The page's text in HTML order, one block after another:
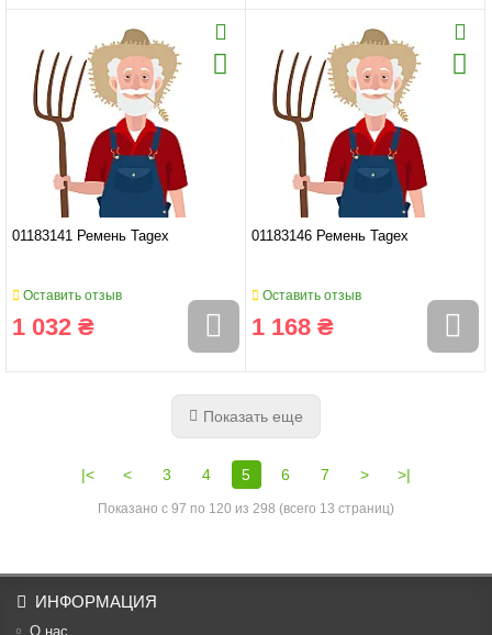
01183141 Ремень Tagex
Оставить отзыв
1 032 ₴
01183146 Ремень Tagex
Оставить отзыв
1 168 ₴
Показать еще
|< < 3 4 5 6 7 > >|
Показано с 97 по 120 из 298 (всего 13 страниц)
ИНФОРМАЦИЯ
О нас